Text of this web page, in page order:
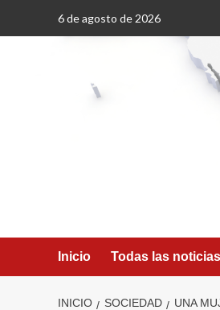
6 de agosto de 2026
Inicio Todas las noticias
INICIO SOCIEDAD UNA